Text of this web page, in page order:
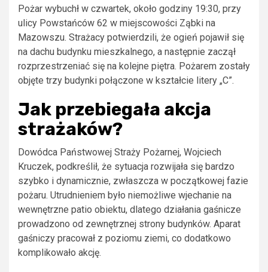
Pożar wybuchł w czwartek, około godziny 19:30, przy
ulicy Powstańców 62 w miejscowości Ząbki na
Mazowszu. Strażacy potwierdzili, że ogień pojawił się
na dachu budynku mieszkalnego, a następnie zaczął
rozprzestrzeniać się na kolejne piętra. Pożarem zostały
objęte trzy budynki połączone w kształcie litery „C”.
Jak przebiegała akcja
strażaków?
Dowódca Państwowej Straży Pożarnej, Wojciech
Kruczek, podkreślił, że sytuacja rozwijała się bardzo
szybko i dynamicznie, zwłaszcza w początkowej fazie
pożaru. Utrudnieniem było niemożliwe wjechanie na
wewnętrzne patio obiektu, dlatego działania gaśnicze
prowadzono od zewnętrznej strony budynków. Aparat
gaśniczy pracował z poziomu ziemi, co dodatkowo
komplikowało akcję.